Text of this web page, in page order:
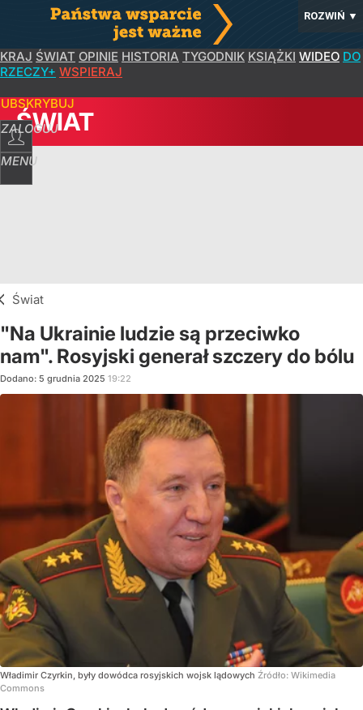
ROZWIŃ ▼
KRAJ ŚWIAT OPINIE HISTORIA TYGODNIK KSIĄŻKI WIDEO DO
RZECZY+ WSPIERAJ
ZALOGUJ
MENU
ŚWIAT
Świat
"Na Ukrainie ludzie są przeciwko
nam". Rosyjski generał szczery do bólu
Dodano: 5 grudnia 2025 19:22
Władimir Czyrkin, były dowódca rosyjskich wojsk lądowych Źródło: Wikimedia
Commons